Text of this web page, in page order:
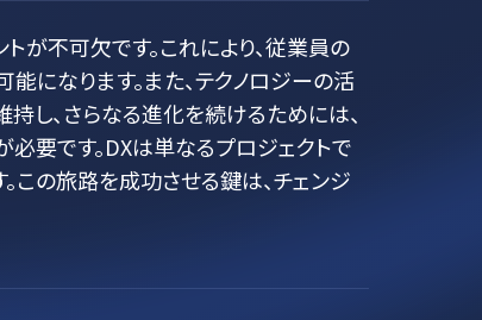
が不可欠です。これにより、従業員の
になります。また、テクノロジーの活
し、さらなる進化を続けるためには、
要です。DXは単なるプロジェクトで
の旅路を成功させる鍵は、チェンジ